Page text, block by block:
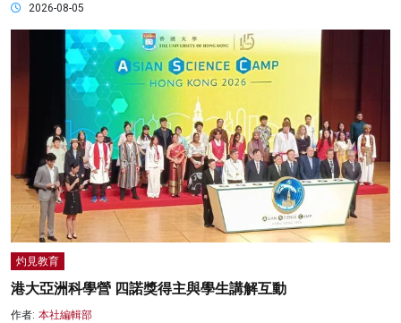
2026-08-05
灼見教育
港大亞洲科學營 四諾獎得主與學生講解互動
作者: 本社編輯部